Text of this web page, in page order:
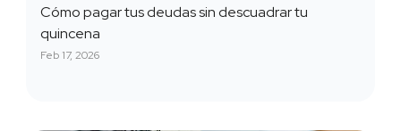
Cómo pagar tus deudas sin descuadrar tu
quincena
Feb 17, 2026